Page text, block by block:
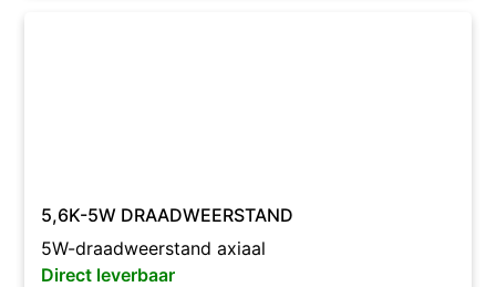
5,6K-5W DRAADWEERSTAND
5W-draadweerstand axiaal
Direct leverbaar